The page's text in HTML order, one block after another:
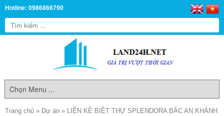
Hotline: 0986866790
Trang chủ » Dự án » LIỀN KỀ BIỆT THỰ SPLENDORA BẮC AN KHÁNH